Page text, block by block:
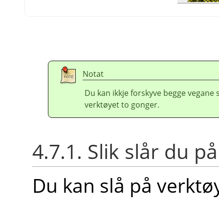
Notat
Du kan ikkje forskyve begge
verktøyet to gonger.
4.7.1. Slik slår du
Du kan slå på